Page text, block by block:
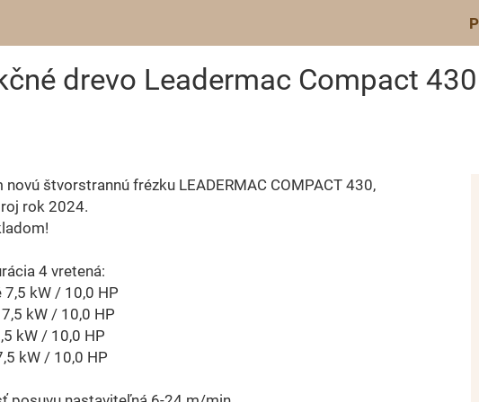
drevo Leadermac Compact
novú štvorstrannú frézku LEADERMAC COMPACT 430,
rok 2024.
4 vretená:
7,5 kW / 10,0 HP
kW / 10,0 HP
kW / 10,0 HP
kW / 10,0 HP